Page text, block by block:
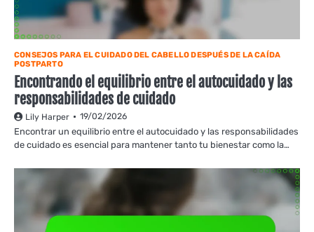
CONSEJOS PARA EL CUIDADO DEL CABELLO DESPUÉS DE LA CAÍDA
POSTPARTO
Encontrando el equilibrio entre el autocuidado y las
responsabilidades de cuidado
Lily Harper 19/02/2026
Encontrar un equilibrio entre el autocuidado y las responsabilidades
de cuidado es esencial para mantener tanto tu bienestar como la…